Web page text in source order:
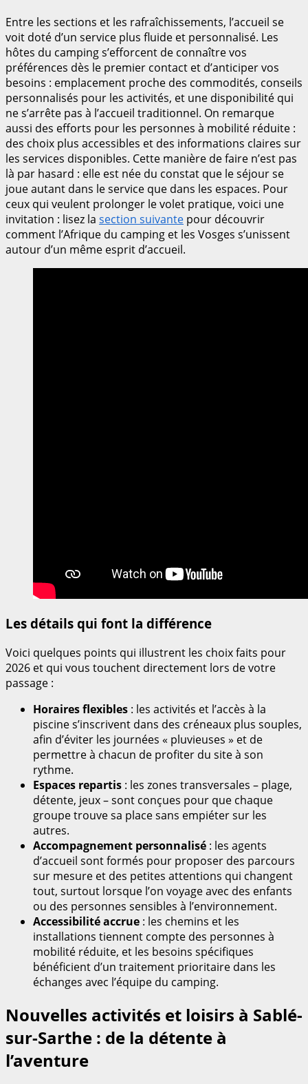
Entre les sections et les rafraîchissements, l’accueil se
voit doté d’un service plus fluide et personnalisé. Les
hôtes du camping s’efforcent de connaître vos
préférences dès le premier contact et d’anticiper vos
besoins : emplacement proche des commodités, conseils
personnalisés pour les activités, et une disponibilité qui
ne s’arrête pas à l’accueil traditionnel. On remarque
aussi des efforts pour les personnes à mobilité réduite :
des choix plus accessibles et des informations claires sur
les services disponibles. Cette manière de faire n’est pas
là par hasard : elle est née du constat que le séjour se
joue autant dans le service que dans les espaces. Pour
ceux qui veulent prolonger le volet pratique, voici une
invitation : lisez la section suivante pour découvrir
comment l’Afrique du camping et les Vosges s’unissent
autour d’un même esprit d’accueil.
Les détails qui font la différence
Voici quelques points qui illustrent les choix faits pour
2026 et qui vous touchent directement lors de votre
passage :
Horaires flexibles : les activités et l’accès à la
piscine s’inscrivent dans des créneaux plus souples,
afin d’éviter les journées « pluvieuses » et de
permettre à chacun de profiter du site à son
rythme.
Espaces repartis : les zones transversales – plage,
détente, jeux – sont conçues pour que chaque
groupe trouve sa place sans empiéter sur les
autres.
Accompagnement personnalisé : les agents
d’accueil sont formés pour proposer des parcours
sur mesure et des petites attentions qui changent
tout, surtout lorsque l’on voyage avec des enfants
ou des personnes sensibles à l’environnement.
Accessibilité accrue : les chemins et les
installations tiennent compte des personnes à
mobilité réduite, et les besoins spécifiques
bénéficient d’un traitement prioritaire dans les
échanges avec l’équipe du camping.
Nouvelles activités et loisirs à Sablé-
sur-Sarthe : de la détente à
l’aventure